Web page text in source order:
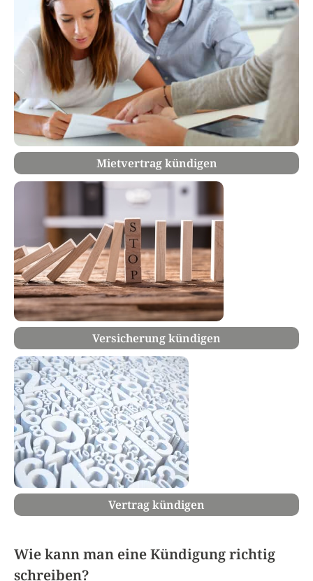
Mietvertrag kündigen
Versicherung kündigen
Vertrag kündigen
Wie kann man eine Kündigung richtig
schreiben?